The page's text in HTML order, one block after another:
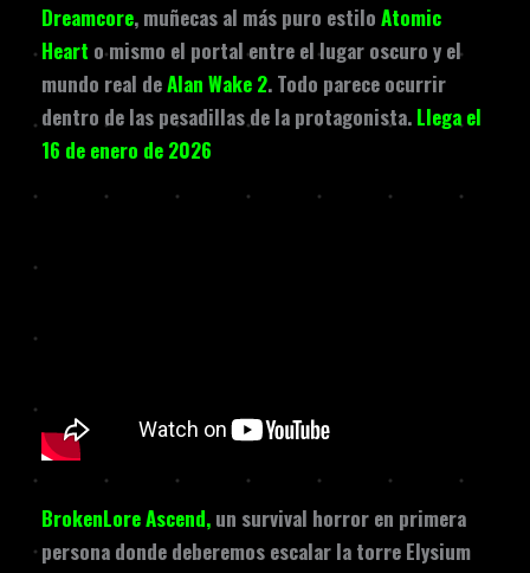
Dreamcore, muñecas al más puro estilo Atomic
Heart o mismo el portal entre el lugar oscuro y el
mundo real deAlan Wake 2. Todo parece ocurrir
dentro de las pesadillas de la protagonista. Llega el
16 de enero de 2026
BrokenLore Ascend, un survival horror en primera
persona donde deberemos escalar la torre Elysium